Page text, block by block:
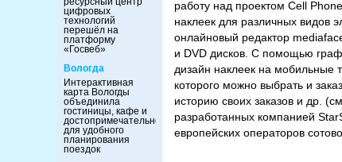
цифровых
технологий
перешёл на
платформу
«Госвеб»
Вологда
Интерактивная
карта Вологды
объединила
гостиницы, кафе и
достопримечательности
для удобного
планирования
поездок
работу над проектом Cell
наклеек для различных видов
онлайновый редактор
и DVD дисков. С помощью
дизайн наклеек на
которого можно выбрать и
историю своих заказов и др. (см.
разработанных компанией
европейских операторов